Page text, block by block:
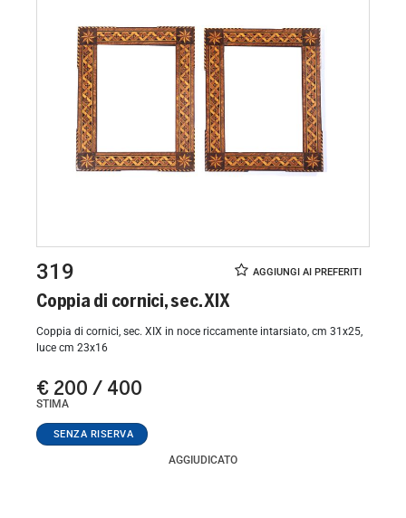
319
Coppia di cornici, sec. XIX
Coppia di cornici, sec. XIX in noce riccamente intarsiato, cm 31x25,
luce cm 23x16
€ 200 / 400
STIMA
AGGIUDICATO